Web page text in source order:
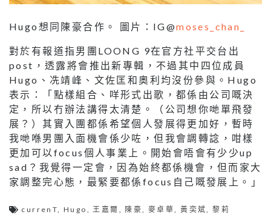
Hugo想同陳豪合作。 圖片：IG@moses_chan_
對於有報道指男團LOONG 9在官方社平交台出
post，透露將會推出新專輯，不過其中四位成員
Hugo、冼靖峰、文佐匡和奧利均沒份參與。Hugo
表示：「點樣組合、咩形式出歌，都係由公司嘅決
定，所以冇辦法講得太清楚。（公司想你哋單飛發
展？）其實入團都係希望個人發展得更加好，暫時
我哋喺男團入面機會係少咗，但我會調轉諗，咁樣
更加可以focus個人事業上。開始會唔會有少少up
sad？我覺得一定會，因為始終都係機會，但而家大
家調整完心態，最緊要都係focus自己嘅發展上。」
currenT ,Hugo 王嘉爾 陳豪 ,麥卓華 ,黃奕斌 ,黎莉